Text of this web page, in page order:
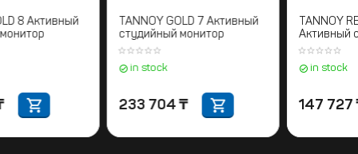
GOLD 8 Активный
монитор
156
TANNOY GOLD 7 Активный
студийный монитор
233 704